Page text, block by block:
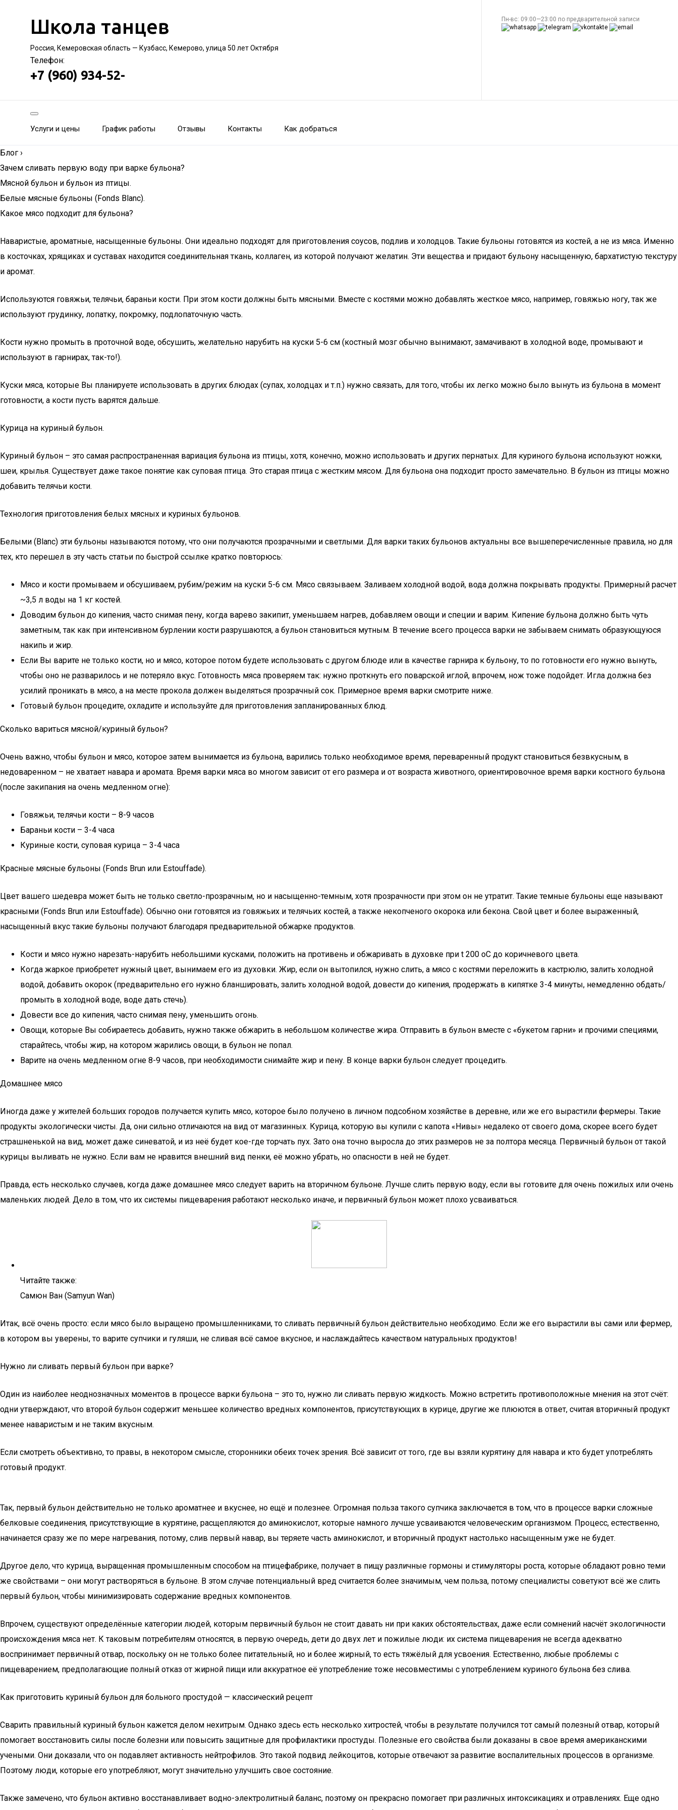
Школа танцев
Россия, Кемеровская область — Кузбасс, Кемерово, улица 50 лет Октября
Телефон:
+7 (960) 934-52-
Пн-вс: 09:00—23:00 по предварительной записи
Услуги и цены График работы Отзывы Контакты Как добраться
Блог ›
Зачем сливать первую воду при варке бульона?
Мясной бульон и бульон из птицы.
Белые мясные бульоны (Fonds Blanc).
Какое мясо подходит для бульона?
Наваристые, ароматные, насыщенные бульоны. Они идеально подходят для приготовления соусов, подлив и холодцов. Такие бульоны готовятся из костей, а не из мяса. Именно
в косточках, хрящиках и суставах находится соединительная ткань, коллаген, из которой получают желатин. Эти вещества и придают бульону насыщенную, бархатистую текстуру
и аромат.
Используются говяжьи, телячьи, бараньи кости. При этом кости должны быть мясными. Вместе с костями можно добавлять жесткое мясо, например, говяжью ногу, так же
используют грудинку, лопатку, покромку, подлопаточную часть.
Кости нужно промыть в проточной воде, обсушить, желательно нарубить на куски 5-6 см (костный мозг обычно вынимают, замачивают в холодной воде, промывают и
используют в гарнирах, так-то!).
Куски мяса, которые Вы планируете использовать в других блюдах (супах, холодцах и т.п.) нужно связать, для того, чтобы их легко можно было вынуть из бульона в момент
готовности, а кости пусть варятся дальше.
Курица на куриный бульон.
Куриный бульон – это самая распространенная вариация бульона из птицы, хотя, конечно, можно использовать и других пернатых. Для куриного бульона используют ножки,
шеи, крылья. Существует даже такое понятие как суповая птица. Это старая птица с жестким мясом. Для бульона она подходит просто замечательно. В бульон из птицы можно
добавить телячьи кости.
Технология приготовления белых мясных и куриных бульонов.
Белыми (Blanc) эти бульоны называются потому, что они получаются прозрачными и светлыми. Для варки таких бульонов актуальны все вышеперечисленные правила, но для
тех, кто перешел в эту часть статьи по быстрой ссылке кратко повторюсь:
Мясо и кости промываем и обсушиваем, рубим/режим на куски 5-6 см. Мясо связываем. Заливаем холодной водой, вода должна покрывать продукты. Примерный расчет
~3,5 л воды на 1 кг костей.
Доводим бульон до кипения, часто снимая пену, когда варево закипит, уменьшаем нагрев, добавляем овощи и специи и варим. Кипение бульона должно быть чуть
заметным, так как при интенсивном бурлении кости разрушаются, а бульон становиться мутным. В течение всего процесса варки не забываем снимать образующуюся
накипь и жир.
Если Вы варите не только кости, но и мясо, которое потом будете использовать с другом блюде или в качестве гарнира к бульону, то по готовности его нужно вынуть,
чтобы оно не разварилось и не потеряло вкус. Готовность мяса проверяем так: нужно проткнуть его поварской иглой, впрочем, нож тоже подойдет. Игла должна без
усилий проникать в мясо, а на месте прокола должен выделяться прозрачный сок. Примерное время варки смотрите ниже.
Готовый бульон процедите, охладите и используйте для приготовления запланированных блюд.
Сколько вариться мясной/куриный бульон?
Очень важно, чтобы бульон и мясо, которое затем вынимается из бульона, варились только необходимое время, переваренный продукт становиться безвкусным, в
недоваренном – не хватает навара и аромата. Время варки мяса во многом зависит от его размера и от возраста животного, ориентировочное время варки костного бульона
(после закипания на очень медленном огне):
Говяжьи, телячьи кости – 8-9 часов
Бараньи кости – 3-4 часа
Куриные кости, суповая курица – 3-4 часа
Красные мясные бульоны (Fonds Brun или Estouffade).
Цвет вашего шедевра может быть не только светло-прозрачным, но и насыщенно-темным, хотя прозрачности при этом он не утратит. Такие темные бульоны еще называют
красными (Fonds Brun или Estouffade). Обычно они готовятся из говяжьих и телячьих костей, а также некопченого окорока или бекона. Свой цвет и более выраженный,
насыщенный вкус такие бульоны получают благодаря предварительной обжарке продуктов.
Кости и мясо нужно нарезать-нарубить небольшими кусками, положить на противень и обжаривать в духовке при t 200 оС до коричневого цвета.
Когда жаркое приобретет нужный цвет, вынимаем его из духовки. Жир, если он вытопился, нужно слить, а мясо с костями переложить в кастрюлю, залить холодной
водой, добавить окорок (предварительно его нужно бланшировать, залить холодной водой, довести до кипения, продержать в кипятке 3-4 минуты, немедленно обдать/
промыть в холодной воде, воде дать стечь).
Довести все до кипения, часто снимая пену, уменьшить огонь.
Овощи, которые Вы собираетесь добавить, нужно также обжарить в небольшом количестве жира. Отправить в бульон вместе с «букетом гарни» и прочими специями,
старайтесь, чтобы жир, на котором жарились овощи, в бульон не попал.
Варите на очень медленном огне 8-9 часов, при необходимости снимайте жир и пену. В конце варки бульон следует процедить.
Домашнее мясо
Иногда даже у жителей больших городов получается купить мясо, которое было получено в личном подсобном хозяйстве в деревне, или же его вырастили фермеры. Такие
продукты экологически чисты. Да, они сильно отличаются на вид от магазинных. Курица, которую вы купили с капота «Нивы» недалеко от своего дома, скорее всего будет
страшненькой на вид, может даже синеватой, и из неё будет кое-где торчать пух. Зато она точно выросла до этих размеров не за полтора месяца. Первичный бульон от такой
курицы выливать не нужно. Если вам не нравится внешний вид пенки, её можно убрать, но опасности в ней не будет.
Правда, есть несколько случаев, когда даже домашнее мясо следует варить на вторичном бульоне. Лучше слить первую воду, если вы готовите для очень пожилых или очень
маленьких людей. Дело в том, что их системы пищеварения работают несколько иначе, и первичный бульон может плохо усваиваться.
Читайте также:
Самюн Ван (Samyun Wan)
Итак, всё очень просто: если мясо было выращено промышленниками, то сливать первичный бульон действительно необходимо. Если же его вырастили вы сами или фермер,
в котором вы уверены, то варите супчики и гуляши, не сливая всё самое вкусное, и наслаждайтесь качеством натуральных продуктов!
Нужно ли сливать первый бульон при варке?
Один из наиболее неоднозначных моментов в процессе варки бульона – это то, нужно ли сливать первую жидкость. Можно встретить противоположные мнения на этот счёт:
одни утверждают, что второй бульон содержит меньшее количество вредных компонентов, присутствующих в курице, другие же плюются в ответ, считая вторичный продукт
менее наваристым и не таким вкусным.
Если смотреть объективно, то правы, в некотором смысле, сторонники обеих точек зрения. Всё зависит от того, где вы взяли курятину для навара и кто будет употреблять
готовый продукт.
Так, первый бульон действительно не только ароматнее и вкуснее, но ещё и полезнее. Огромная польза такого супчика заключается в том, что в процессе варки сложные
белковые соединения, присутствующие в курятине, расщепляются до аминокислот, которые намного лучше усваиваются человеческим организмом. Процесс, естественно,
начинается сразу же по мере нагревания, потому, слив первый навар, вы теряете часть аминокислот, и вторичный продукт настолько насыщенным уже не будет.
Другое дело, что курица, выращенная промышленным способом на птицефабрике, получает в пищу различные гормоны и стимуляторы роста, которые обладают ровно теми
же свойствами – они могут растворяться в бульоне. В этом случае потенциальный вред считается более значимым, чем польза, потому специалисты советуют всё же слить
первый бульон, чтобы минимизировать содержание вредных компонентов.
Впрочем, существуют определённые категории людей, которым первичный бульон не стоит давать ни при каких обстоятельствах, даже если сомнений насчёт экологичности
происхождения мяса нет. К таковым потребителям относятся, в первую очередь, дети до двух лет и пожилые люди: их система пищеварения не всегда адекватно
воспринимает первичный отвар, поскольку он не только более питательный, но и более жирный, то есть тяжёлый для усвоения. Естественно, любые проблемы с
пищеварением, предполагающие полный отказ от жирной пищи или аккуратное её употребление тоже несовместимы с употреблением куриного бульона без слива.
Как приготовить куриный бульон для больного простудой — классический рецепт
Сварить правильный куриный бульон кажется делом нехитрым. Однако здесь есть несколько хитростей, чтобы в результате получился тот самый полезный отвар, который
помогает восстановить силы после болезни или повысить защитные для профилактики простуды. Полезные его свойства были доказаны в свое время американскими
учеными. Они доказали, что он подавляет активность нейтрофилов. Это такой подвид лейкоцитов, которые отвечают за развитие воспалительных процессов в организме.
Поэтому люди, которые его употребляют, могут значительно улучшить свое состояние.
Также замечено, что бульон активно восстанавливает водно-электролитный баланс, поэтому он прекрасно помогает при различных интоксикациях и отравлениях. Еще одно